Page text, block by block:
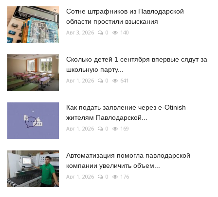
Сотне штрафников из Павлодарской
области простили взыскания
Авг 3, 2026 0 140
Сколько детей 1 сентября впервые сядут за
школьную парту...
Авг 1, 2026 0 641
Как подать заявление через e-Otinish
жителям Павлодарской...
Авг 1, 2026 0 169
Автоматизация помогла павлодарской
компании увеличить объем...
Авг 1, 2026 0 176